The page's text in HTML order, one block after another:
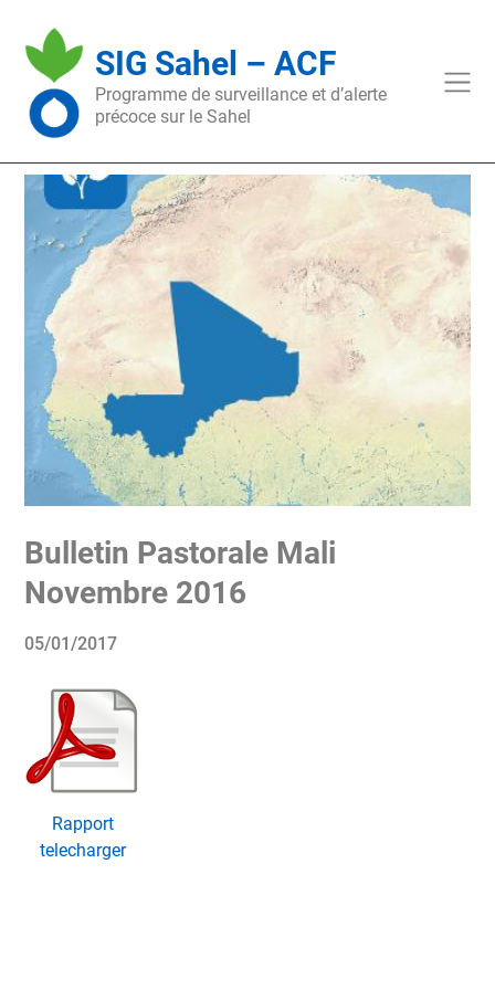
content
SIG Sahel – ACF
Programme de surveillance et d’alerte
précoce sur le Sahel
Bulletin Pastorale Mali
Novembre 2016
05/01/2017
Rapport
telecharger